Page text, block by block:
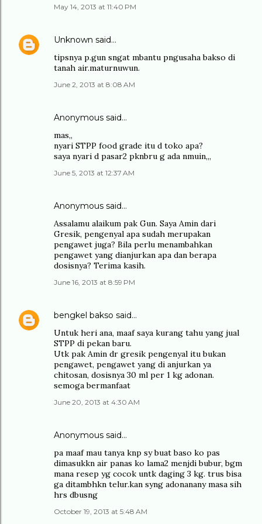
May 14, 2013 at 11:40 PM
Unknown said…
tipsnya p.gun sngat mbantu pngusaha bakso di
tanah air.maturnuwun.
June 2, 2013 at 8:08 AM
Anonymous said…
mas,,
nyari STPP food grade itu d toko apa?
saya nyari d pasar2 pknbru g ada nmuin,,,
June 5, 2013 at 12:37 AM
Anonymous said…
Assalamu alaikum pak Gun. Saya Amin dari
Gresik, pengenyal apa sudah merupakan
pengawet juga? Bila perlu menambahkan
pengawet yang dianjurkan apa dan berapa
dosisnya? Terima kasih.
June 16, 2013 at 8:59 PM
bengkel bakso said…
Untuk heri ana, maaf saya kurang tahu yang jual
STPP di pekan baru.
Utk pak Amin dr gresik pengenyal itu bukan
pengawet, pengawet yang di anjurkan ya
chitosan, dosisnya 30 ml per 1 kg adonan.
semoga bermanfaat
June 20, 2013 at 4:30 AM
Anonymous said…
pa maaf mau tanya knp sy buat baso ko pas
dimasukkn air panas ko lama2 menjdi bubur, bgm
mana resep yg cocok untk daging 3 kg. trus bisa
ga ditambhkn telur.kan syng adonanany masa sih
hrs dbusng
October 19, 2013 at 5:48 AM